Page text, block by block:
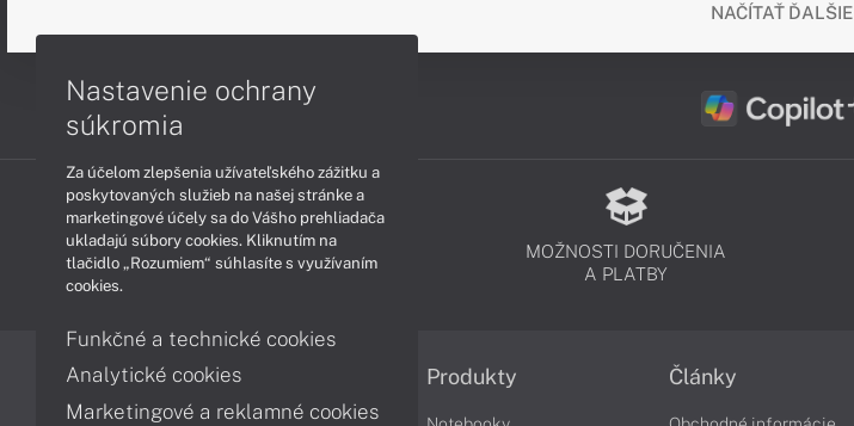
NAČÍTAŤ ĎALŠIE
PODPORA A SERVIS
MOŽNOSTI DORUČENIA
A PLATBY
Informácie Produkty Články
Nastavenie ochrany
súkromia
Za účelom zlepšenia užívateľského zážitku a
poskytovaných služieb na našej stránke a
marketingové účely sa do Vášho prehliadača
ukladajú súbory cookies. Kliknutím na
tlačidlo „Rozumiem“ súhlasíte s využívaním
cookies.
Funkčné a technické cookies
Analytické cookies
Marketingové a reklamné cookies